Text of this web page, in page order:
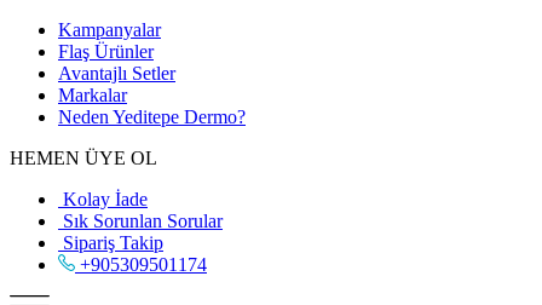
Kampanyalar
Flaş Ürünler
Avantajlı Setler
Markalar
Neden Yeditepe Dermo?
HEMEN ÜYE OL
Kolay İade
Sık Sorunlan Sorular
Sipariş Takip
+905309501174